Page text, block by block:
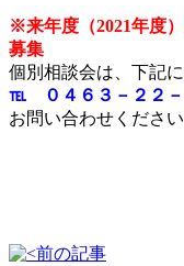
※来年度（2021年度
募集
個別相談会は、下記
℡ ０４６３－２２－
お問い合わせくださ
前の記事